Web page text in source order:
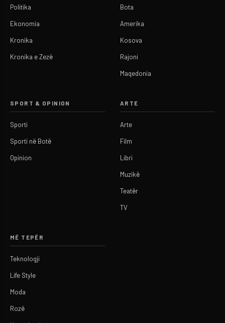
Politika
Ekonomia
Kronika
Kronika e Zezë
Bota
Amerika
Kosova
Rajoni
Maqedonia
SPORT & OPINION
Sporti
Sporti në Botë
Opinion
ARTE
Arte
Film
Libri
Muzikë
Teatër
TV
MË TEPËR
Teknologji
Life Style
Moda
Rozë